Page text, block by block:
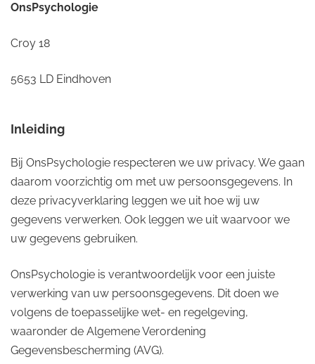
OnsPsychologie
Croy 18
5653 LD Eindhoven
Inleiding
Bij OnsPsychologie respecteren we uw privacy. We gaan
daarom voorzichtig om met uw persoonsgegevens. In
deze privacyverklaring leggen we uit hoe wij uw
gegevens verwerken. Ook leggen we uit waarvoor we
uw gegevens gebruiken.
OnsPsychologie is verantwoordelijk voor een juiste
verwerking van uw persoonsgegevens. Dit doen we
volgens de toepasselijke wet- en regelgeving,
waaronder de Algemene Verordening
Gegevensbescherming (AVG).